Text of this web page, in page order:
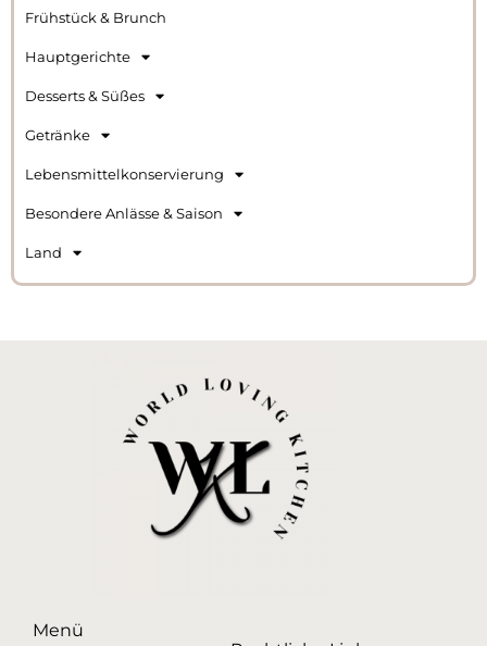
Frühstück & Brunch
Hauptgerichte
Desserts & Süßes
Getränke
Lebensmittelkonservierung
Besondere Anlässe & Saison
Land
Menü